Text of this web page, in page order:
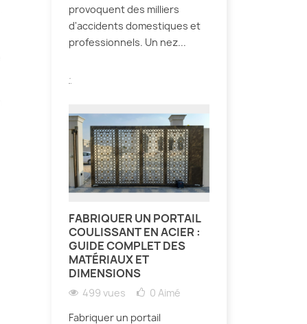
provoquent des milliers
d'accidents domestiques et
professionnels. Un nez...
.
FABRIQUER UN PORTAIL
COULISSANT EN ACIER :
GUIDE COMPLET DES
MATÉRIAUX ET
DIMENSIONS
499 vues 0 Aimé
Fabriquer un portail